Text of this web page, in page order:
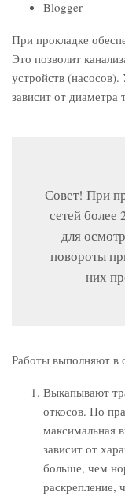
Blogger
При прокладке
Это позволит
устройств
зависит от диаметра
Совет! При
сетей более
для
повороты
них
Работы выполняют в
Выкапывают
откосов. По
максимальная
зависит от
больше, чем